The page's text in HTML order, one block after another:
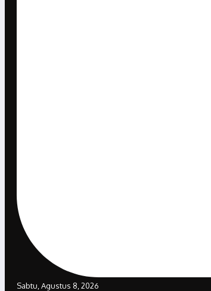
Sabtu, Agustus 8, 2026